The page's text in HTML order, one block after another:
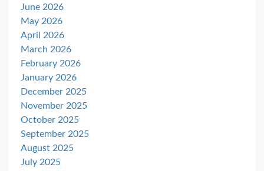
June 2026
May 2026
April 2026
March 2026
February 2026
January 2026
December 2025
November 2025
October 2025
September 2025
August 2025
July 2025